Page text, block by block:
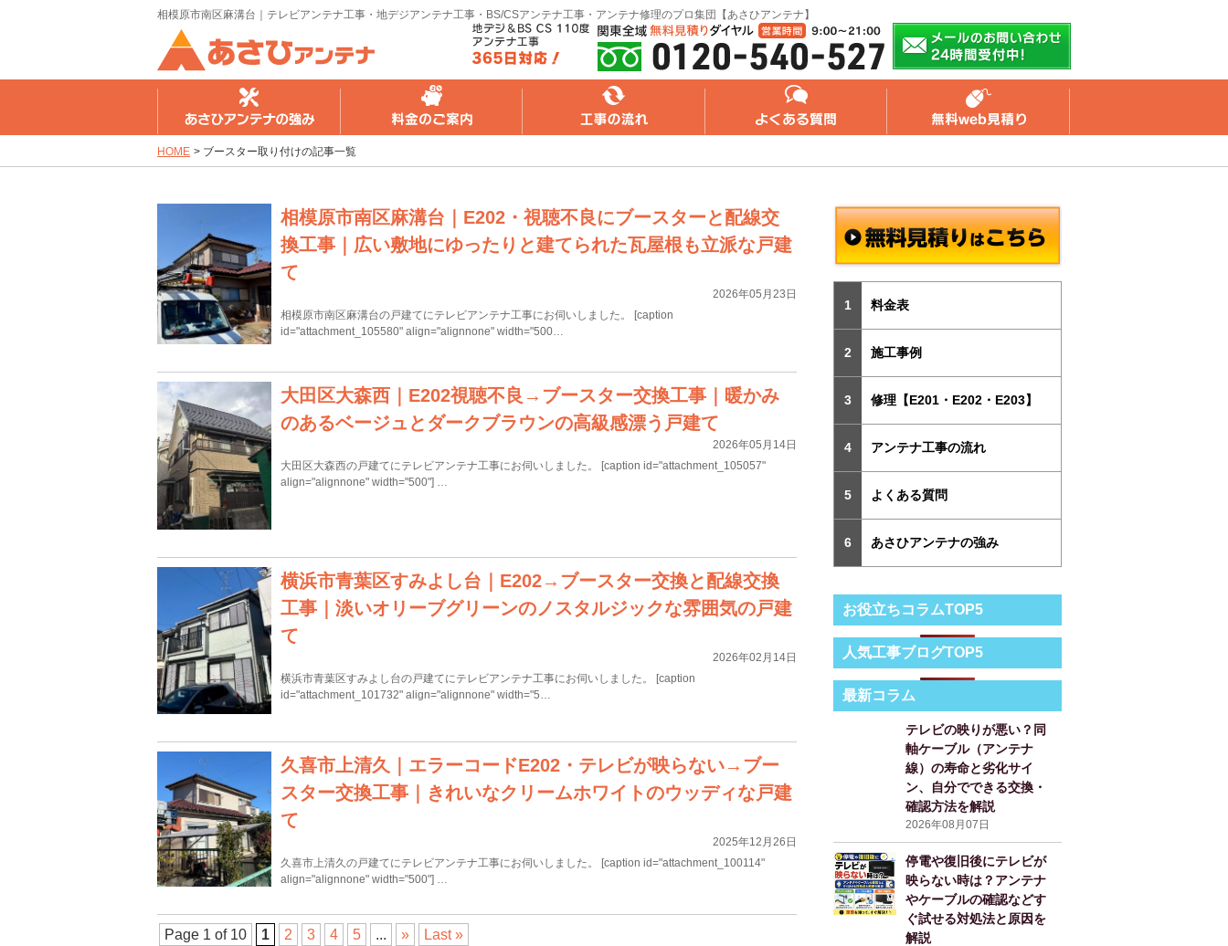
相模原市南区麻溝台｜テレビアンテナ工事・地デジアンテナ工事・BS/CSアンテナ工事・アンテナ修理のプロ集団【あさひアンテナ】
料金のご案内 工事の流れ よくある質問 無料web見積り
HOME > ブースター取り付けの記事一覧
相模原市南区麻溝台｜E202・視聴不良にブースターと配線交
換工事｜広い敷地にゆったりと建てられた瓦屋根も立派な戸建
て
2026年05月23日
相模原市南区麻溝台の戸建てにテレビアンテナ工事にお伺いしました。 [caption
id="attachment_105580" align="alignnone" width="500…
大田区大森西｜E202視聴不良→ブースター交換工事｜暖かみ
のあるベージュとダークブラウンの高級感漂う戸建て
2026年05月14日
大田区大森西の戸建てにテレビアンテナ工事にお伺いしました。 [caption id="attachment_105057"
align="alignnone" width="500"] …
横浜市青葉区すみよし台｜E202→ブースター交換と配線交換
工事｜淡いオリーブグリーンのノスタルジックな雰囲気の戸建
て
2026年02月14日
横浜市青葉区すみよし台の戸建てにテレビアンテナ工事にお伺いしました。 [caption
id="attachment_101732" align="alignnone" width="5…
久喜市上清久｜エラーコードE202・テレビが映らない→ブー
スター交換工事｜きれいなクリームホワイトのウッディな戸建
て
2025年12月26日
久喜市上清久の戸建てにテレビアンテナ工事にお伺いしました。 [caption id="attachment_100114"
align="alignnone" width="500"] …
Page 1 of 10 1 2 3 4 5 ... » Last »
料金表
施工事例
修理【E201・E202・E203】
アンテナ工事の流れ
よくある質問
あさひアンテナの強み
お役立ちコラムTOP5
人気工事ブログTOP5
最新コラム
テレビの映りが悪い？同
軸ケーブル（アンテナ
線）の寿命と劣化サイ
ン、自分でできる交換・
確認方法を解説
2026年08月07日
停電や復旧後にテレビが
映らない時は？アンテナ
やケーブルの確認などす
ぐ試せる対処法と原因を
解説